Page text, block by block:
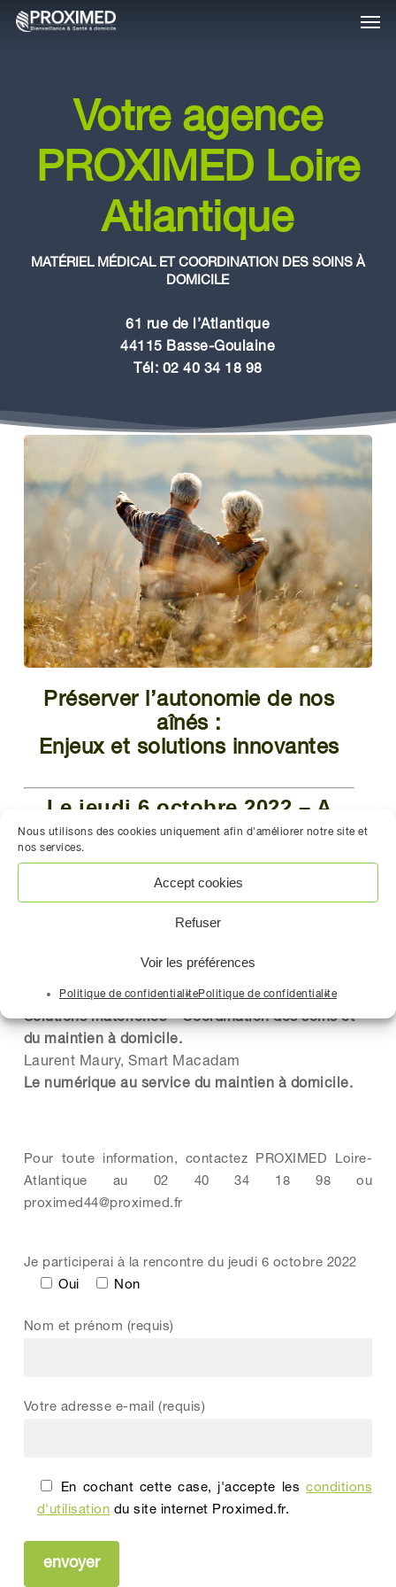
Nous utilisons des cookies uniquement afin d'améliorer notre site et
nos services.
Accept cookies
Refuser
Voir les préférences
Politique de confidentialitePolitique de confidentialite
Skip
Votre agence
PROXIMED Loire
Atlantique
MATÉRIEL MÉDICAL ET COORDINATION DES SOINS À
DOMICILE
61 rue de l’Atlantique
44115 Basse-Goulaine
Tél: 02 40 34 18 98
Préserver l’autonomie de nos
aînés :
Enjeux et solutions innovantes
Le jeudi 6 octobre 2022 – A
partir de 19h30 au
Gérontopôle Pays de la Loire
PROGRAMME DE LA RENCONTRE
Dr Guillaume Chapelet, Gériatre, CHU de Nantes
dépendance : quel impact des troubles cognitifs ?
Dominique Peucelle, PROXIMED
Solutions matérielles – Coordination des soins et
du maintien à domicile.
Laurent Maury, Smart Macadam
Le numérique au service du maintien à domicile.
Pour toute information, contactez PROXIMED Loire-
Atlantique au 02 40 34 18 98 ou
proximed44@proximed.fr
Je participerai à la rencontre du jeudi 6 octobre 2022
Oui
Non
Nom et prénom (requis)
Votre adresse e-mail (requis)
En cochant cette case, j'accepte lesconditions
d'utilisation du site internet Proximed.fr.